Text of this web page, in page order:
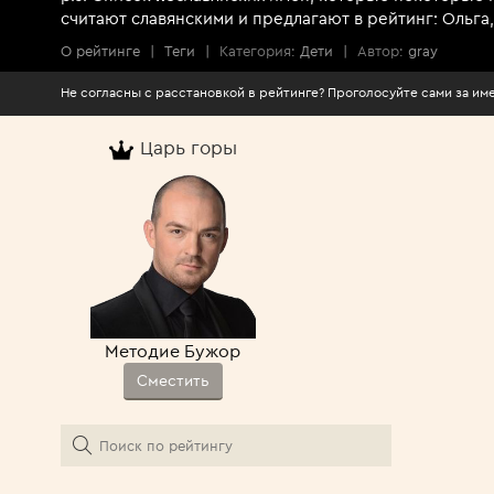
считают славянскими и предлагают в рейтинг:
О рейтинге | Теги | Категория: Дети | Автор: gray
Не согласны с расстановкой в рейтинге?
Царь горы
Методие Бужор
Сместить